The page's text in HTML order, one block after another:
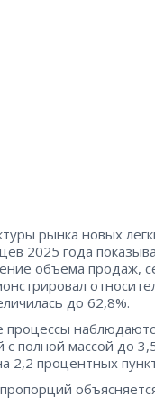
рынка новых
2025 года
объема продаж,
до 62,8%.
процессы
с полной массой до
2,2 процентных